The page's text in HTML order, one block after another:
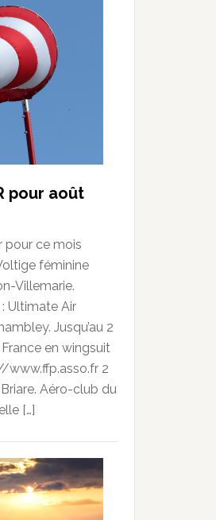
pour août
pour ce mois
féminine
Villemarie.
: Ultimate Air
Jusqu’au 2
en wingsuit
www.ffp.asso.fr 2
Aéro-club du
[…]